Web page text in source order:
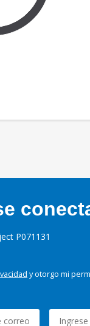
P071131
y otorgo mi